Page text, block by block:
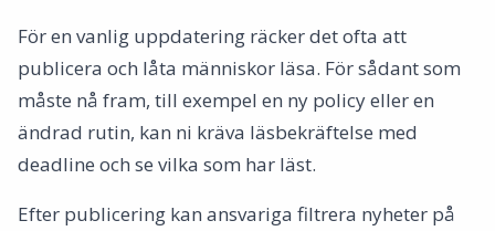
För en vanlig uppdatering räcker det ofta att
publicera och låta människor läsa. För sådant som
måste nå fram, till exempel en ny policy eller en
ändrad rutin, kan ni kräva läsbekräftelse med
deadline och se vilka som har läst.
Efter publicering kan ansvariga filtrera nyheter på